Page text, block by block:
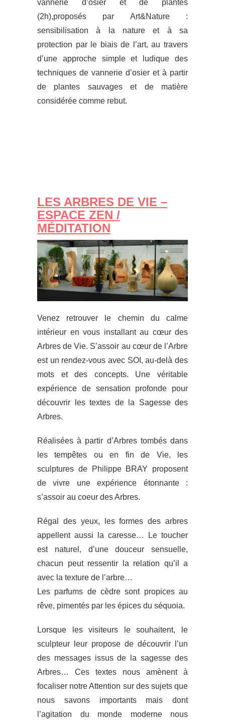
vannerie d’osier et de plantes
(2h),proposés par Art&Nature :
sensibilisation à la nature et à sa
protection par le biais de l’art, au travers
d’une approche simple et ludique des
techniques de vannerie d’osier et à partir
de plantes sauvages et de matière
considérée comme rebut.
LES ARBRES DE VIE –
ESPACE ZEN /
MÉDITATION
Venez retrouver le chemin du calme
intérieur en vous installant au cœur des
Arbres de Vie. S’assoir au cœur de l’Arbre
est un rendez-vous avec SOI, au-delà des
mots et des concepts. Une véritable
expérience de sensation profonde pour
découvrir les textes de la Sagesse des
Arbres.
Réalisées à partir d’Arbres tombés dans
les tempêtes ou en fin de Vie, les
sculptures de Philippe BRAY proposent
de vivre une expérience étonnante :
s’assoir au coeur des Arbres.
Régal des yeux, les formes des arbres
appellent aussi la caresse… Le toucher
est naturel, d’une douceur sensuelle,
chacun peut ressentir la relation qu’il a
avec la texture de l’arbre…
Les parfums de cèdre sont propices au
rêve, pimentés par les épices du séquoia.
Lorsque les visiteurs le souhaitent, le
sculpteur leur propose de découvrir l’un
des messages issus de la sagesse des
Arbres… Ces textes nous amènent à
focaliser notre Attention sur des sujets que
nous savons importants mais dont
l’agitation du monde moderne nous